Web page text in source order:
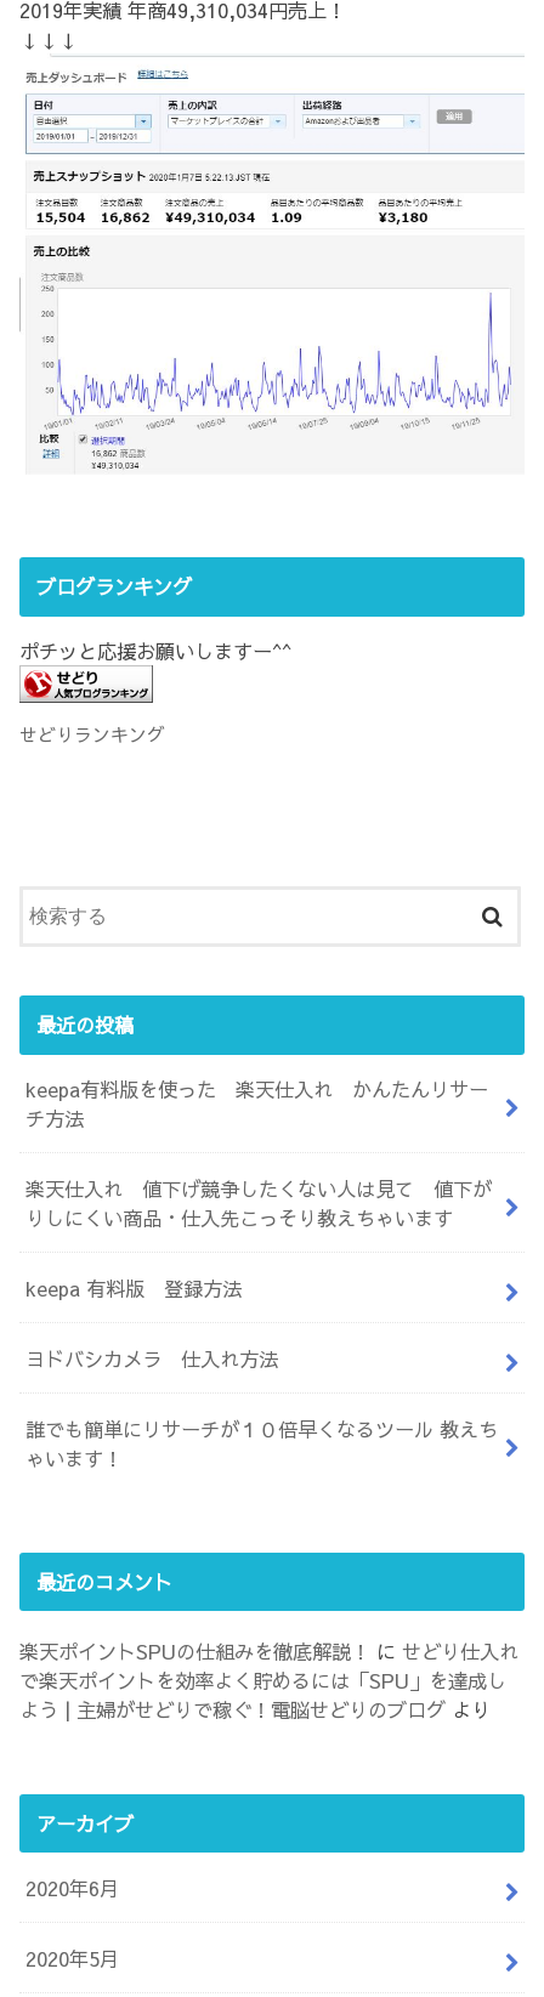
2019年実績 年商49,310,034円売上！
↓↓↓
ブログランキング
ポチッと応援お願いしますー^^
せどりランキング
最近の投稿
keepa有料版を使った 楽天仕入れ かんたんリサー
チ方法
楽天仕入れ 値下げ競争したくない人は見て 値下が
りしにくい商品・仕入先こっそり教えちゃいます
keepa 有料版 登録方法
ヨドバシカメラ 仕入れ方法
誰でも簡単にリサーチが１０倍早くなるツール 教えち
ゃいます！
最近のコメント
楽天ポイントSPUの仕組みを徹底解説！ にせどり仕入れ
で楽天ポイントを効率よく貯めるには「SPU」を達成し
よう | 主婦がせどりで稼ぐ！電脳せどりのブログ より
アーカイブ
2020年6月
2020年5月